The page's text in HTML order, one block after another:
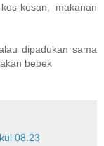
kosan, makanan
dipadukan sama
bebek
08.23